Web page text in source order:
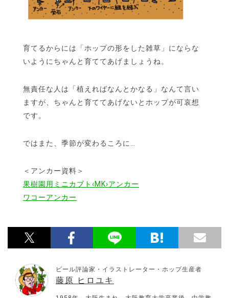
育てるからには「ホップの形をした雑草」にならな
いようにちゃんと育ててあげましょうね。
無責任な人は「植えればなんとかなる」なんて言い
ますが、ちゃんと育ててあげないとホップが可哀想
です。
ではまた、季節が変わるころに…
＜アンカー資料＞
果樹園用ミニカブト‹MK›アンカー
ワコーアンカー
ビール評論家・イラストレーター・ホップ生産者
藤原 ヒロユキ